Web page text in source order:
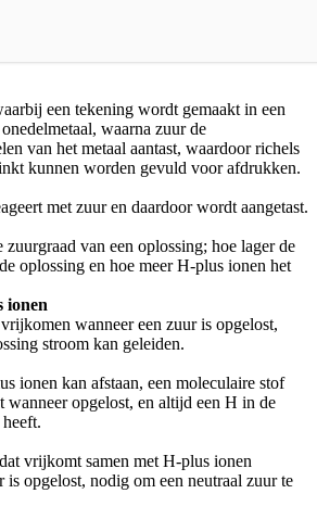
een tekening wordt gemaakt in een
waarna zuur de
van het metaal aantast, waardoor richels
kunnen worden gevuld voor afdrukken.
met zuur en daardoor wordt aangetast.
zuurgraad van een oplossing; hoe lager de
oplossing en hoe meer H-plus ionen het
ionen
wanneer een zuur is opgelost,
stroom kan geleiden.
ionen kan afstaan, een moleculaire stof
wanneer opgelost, en altijd een H in de
vrijkomt samen met H-plus ionen
is opgelost, nodig om een neutraal zuur te